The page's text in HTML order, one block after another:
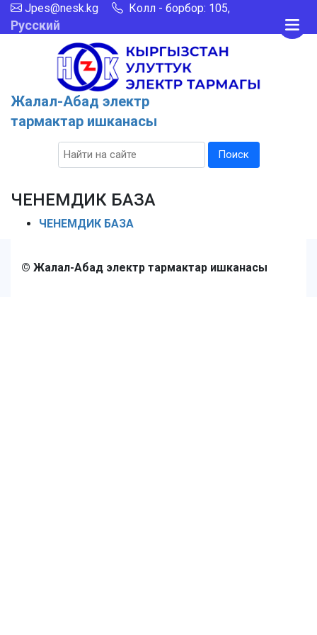
Jpes@nesk.kg Колл - борбор: 105,
Русский
Жалал-Абад электр
тармактар ишканасы
Поиск
ЧЕНЕМДИК БАЗА
ЧЕНЕМДИК БАЗА
© Жалал-Абад электр тармактар ишканасы